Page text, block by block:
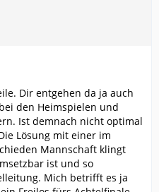
Dir entgehen da ja auch
den Heimspielen und
Ist demnach nicht optimal
Lösung mit einer im
Mannschaft klingt
ist und so
Mich betrifft es ja